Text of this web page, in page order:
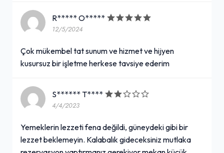
R***** O*****
12/5/2024
Çok mükembel tat sunum ve hizmet ve hijyen
kusursuz bir işletme herkese tavsiye ederim
S****** T****
4/4/2023
Yemeklerin lezzeti fena değildi, güneydeki gibi bir
lezzet beklemeyin. Kalabalık gideceksiniz mutlaka